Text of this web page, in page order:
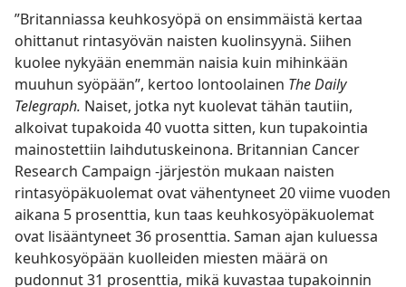
”Britanniassa keuhkosyöpä on ensimmäistä kertaa
ohittanut rintasyövän naisten kuolinsyynä. Siihen
kuolee nykyään enemmän naisia kuin mihinkään
muuhun syöpään”, kertoo lontoolainen The Daily
Telegraph. Naiset, jotka nyt kuolevat tähän tautiin,
alkoivat tupakoida 40 vuotta sitten, kun tupakointia
mainostettiin laihdutuskeinona. Britannian Cancer
Research Campaign -järjestön mukaan naisten
rintasyöpäkuolemat ovat vähentyneet 20 viime vuoden
aikana 5 prosenttia, kun taas keuhkosyöpäkuolemat
ovat lisääntyneet 36 prosenttia. Saman ajan kuluessa
keuhkosyöpään kuolleiden miesten määrä on
pudonnut 31 prosenttia, mikä kuvastaa tupakoinnin